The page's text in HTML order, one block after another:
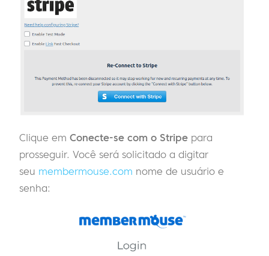
Clique em Conecte-se com o Stripe para
prosseguir. Você será solicitado a digitar
seu membermouse.com nome de usuário e
senha: